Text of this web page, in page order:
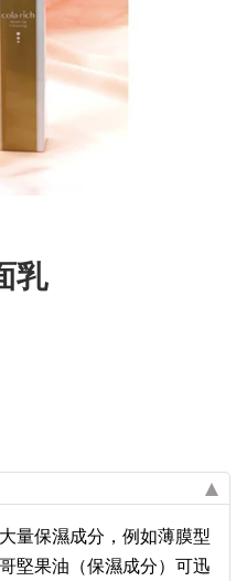
乳
量保濕成分，例如薄膜型
堅果油（保濕成分）可迅